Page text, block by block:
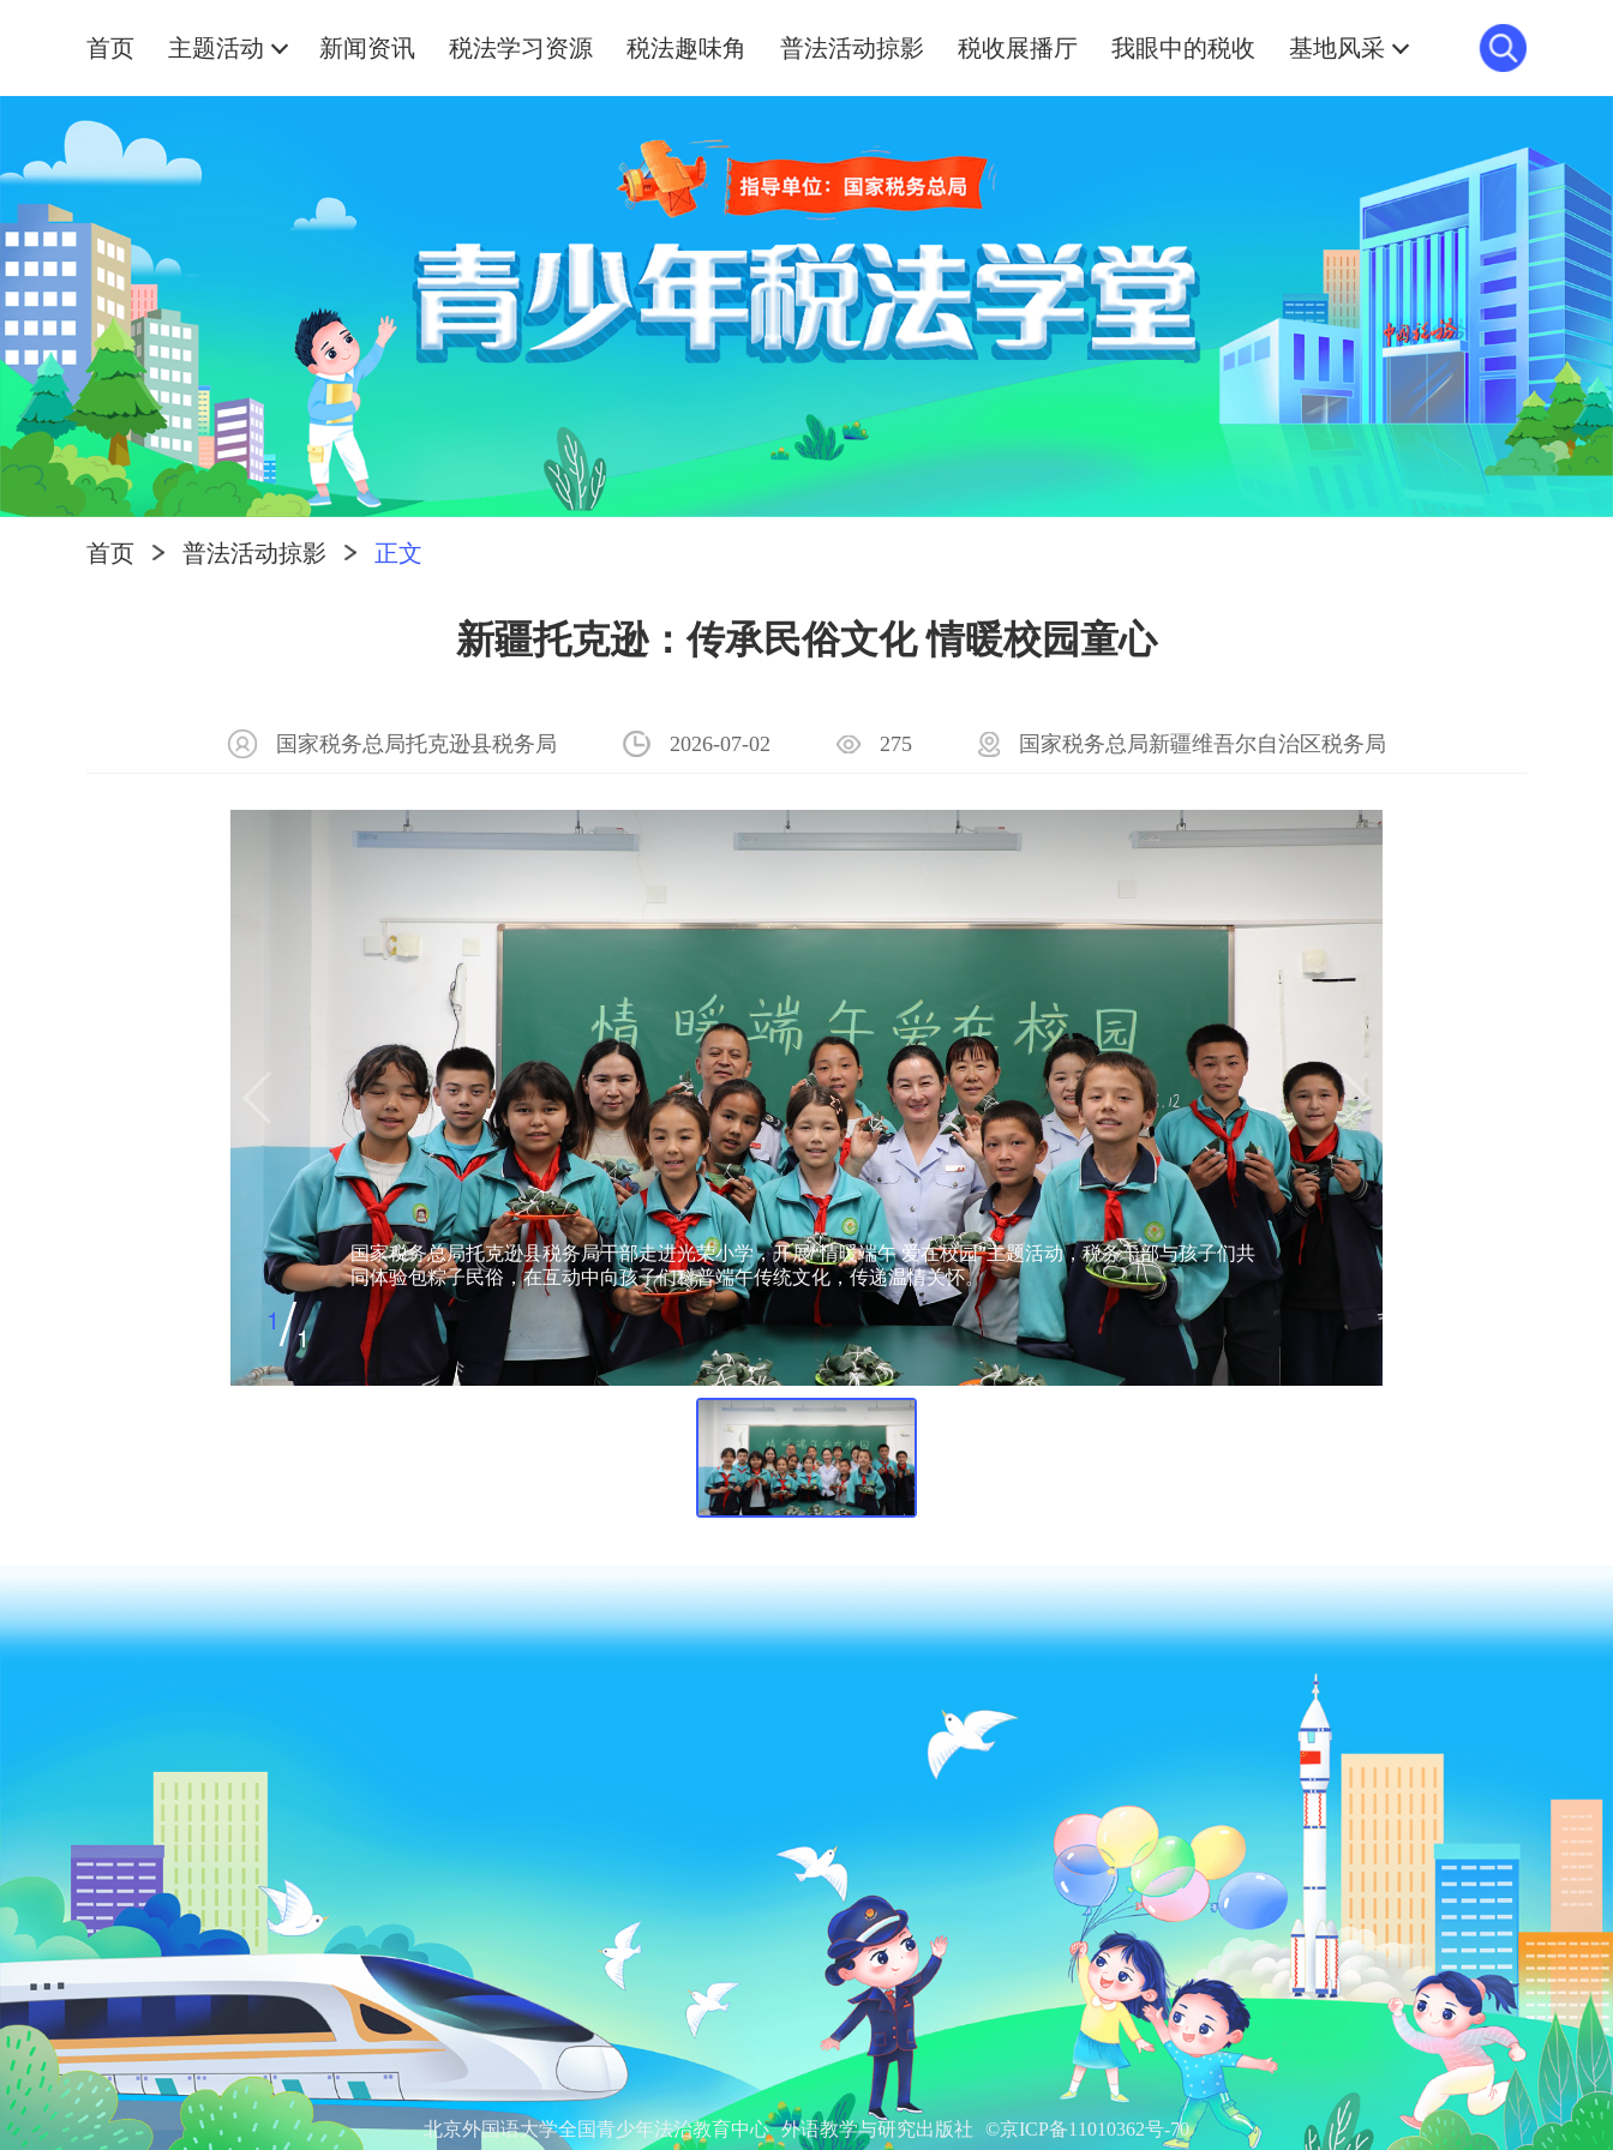
首页 主题活动 新闻资讯 税法学习资源 税法趣味角 普法活动掠影 税收展播厅 我眼中的税收 基地风采
首页 普法活动掠影 正文
新疆托克逊：传承民俗文化 情暖校园童心
国家税务总局托克逊县税务局 2026-07-02 275 国家税务总局新疆维吾尔自治区税务局
国家税务总局托克逊县税务局干部走进光荣小学，开展“情暖端午 爱在校园”主题活动，税务干部与孩子们共
同体验包粽子民俗，在互动中向孩子们科普端午传统文化，传递温情关怀。
1/1
北京外国语大学全国青少年法治教育中心 外语教学与研究出版社 ©京ICP备11010362号-70